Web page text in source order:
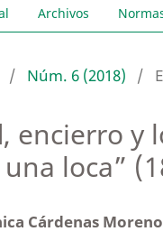
Archivos
/ Núm. 6 (2018) /
encierro y
loca”
Cárdenas Moreno